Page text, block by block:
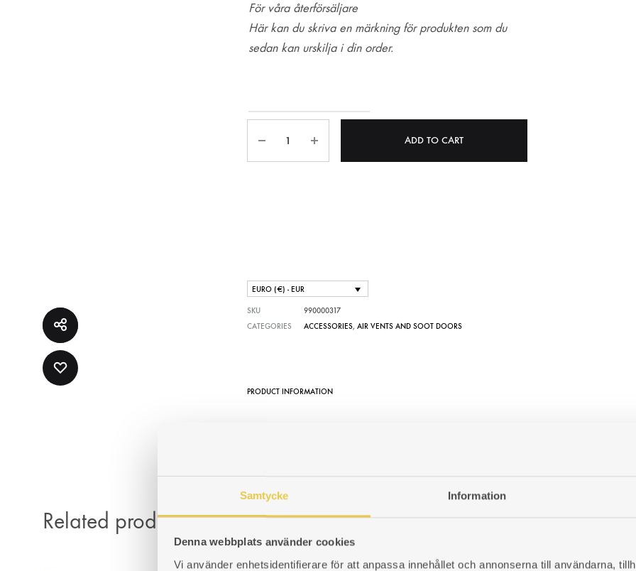
Samtycke Information
Denna webbplats använder cookies
Vi använder enhetsidentifierare för att anpassa innehållet och annonserna till användarna,
För våra återförsäljare
Här kan du skriva en märkning för produkten som du
sedan kan urskilja i din order.
ADD TO CART
ADD
EURO (€) - EUR
SKU
990000317
CATEGORIES
ACCESSORIES, AIR VENTS AND SOOT DOORS
PRODUCT INFORMATION
Related products